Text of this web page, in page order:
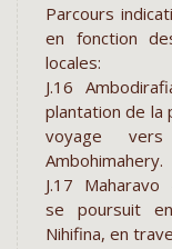
Parcours
en fonction
locales:
J.16
plantation de la
voyage
Ambohimahery.
J.17
se poursuit
Nihifina, en